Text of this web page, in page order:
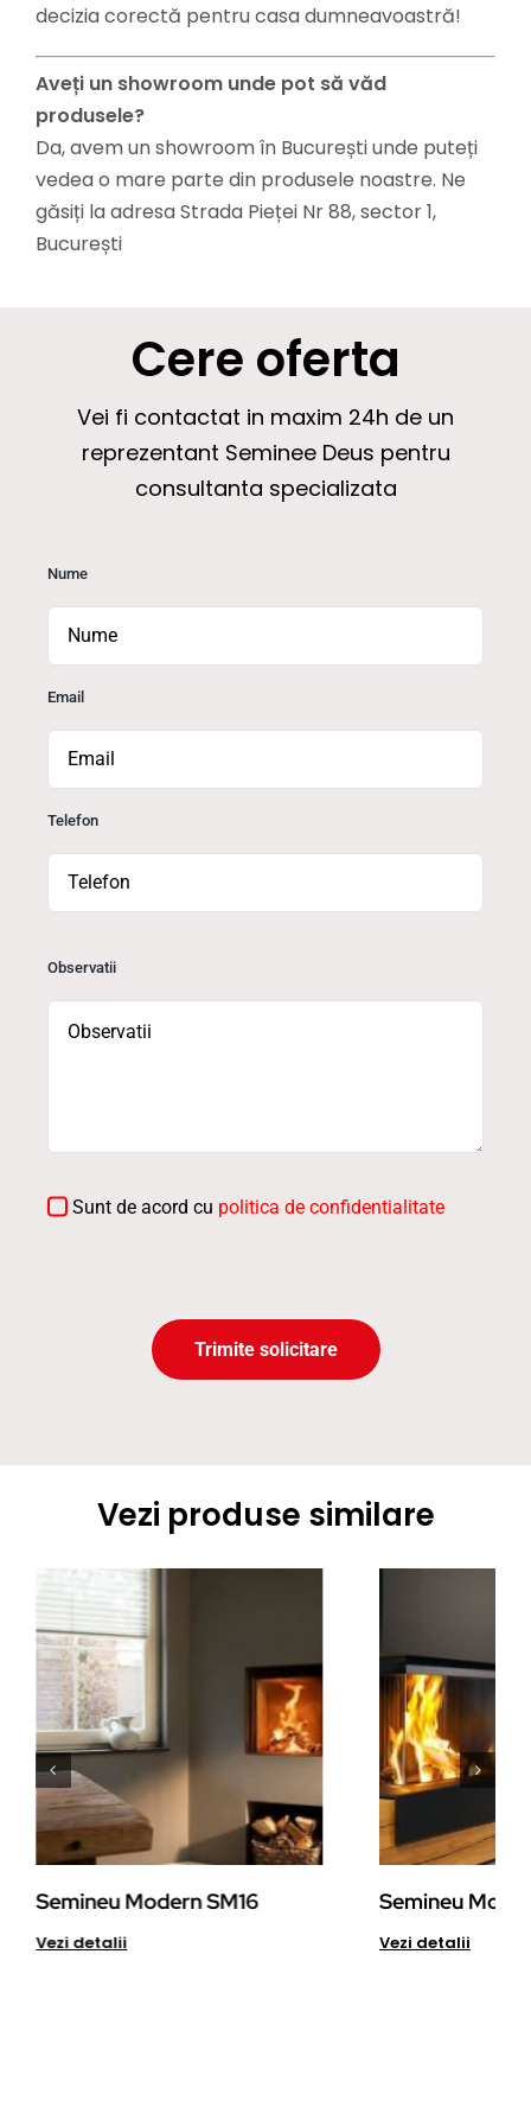
decizia corectă pentru casa dumneavoastră!
Aveți un showroom unde pot să văd
produsele?
Da, avem un showroom în București unde puteți
vedea o mare parte din produsele noastre. Ne
găsiți la adresa Strada Pieței Nr 88, sector 1,
București
Cere oferta
Vei fi contactat in maxim 24h de un
reprezentant Seminee Deus pentru
consultanta specializata
Nume
Email
Telefon
Observatii
Sunt de acord cu politica de confidentialitate
Trimite solicitare
Vezi produse similare
Semineu Modern SM16 Semineu